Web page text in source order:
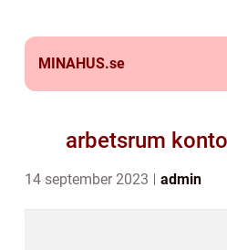
MINAHUS.se
arbetsrum
14 september 2023 admin